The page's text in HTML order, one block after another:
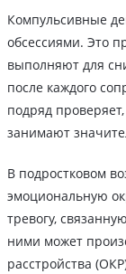
Компульсивные
обсессиями. Это
выполняют для
после каждого
подряд
занимают
В подростковом
эмоциональную
тревогу,
ними может
расстройства